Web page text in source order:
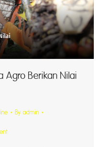
Agro Berikan Nilai
By admin